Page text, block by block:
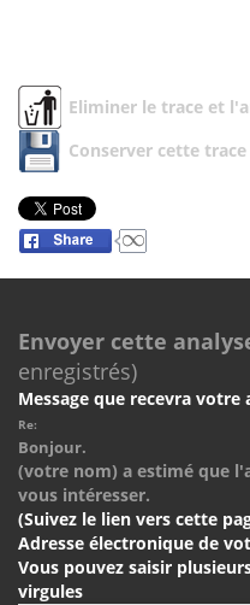
Eliminer le trace et
Conserver cette
Envoyer cette
enregistrés)
Message que recevra votre
Re:
Bonjour.
(votre nom) a estimé que
vous intéresser.
(Suivez le lien vers cette
Adresse électronique de
Vous pouvez saisir
virgules